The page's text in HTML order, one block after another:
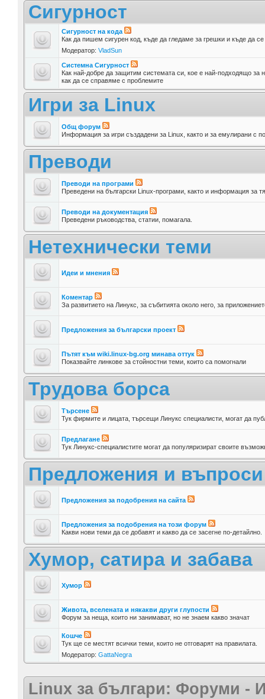
Сигурност
Сигурност на кода
Как да пишем сигурен код, къде да гледаме за грешки и къде да
Модератор:VladSun
Системна Сигурност
Как най-добре да защитим системата си, кое е най-подходящо за
как да се справяме с проблемите
Игри за Linux
Общ форум
Информация за игри създадени за Linux, както и за емулирани с
Преводи
Преводи на програми
Преведени на български Linux-програми, както и информация за
Преводи на документация
Преведени ръководства, статии, помагала.
Нетехнически теми
Идеи и мнения
Коментар
За развитието на Линукс, за събитията около него, за
Предложения за български проект
Пътят към wiki.linux-bg.org минава оттук
Показвайте линкове за стойностни теми, които са помогнали
Трудова борса
Търсене
Тук фирмите и лицата, търсещи Линукс специалисти, могат да
Предлагане
Тук Линукс-специалистите могат да популяризират своите
Предложения и
Предложения за подобрения на сайта
Предложения за подобрения на този форум
Какви нови теми да се добавят и какво да се засегне по-детайлно.
Хумор, сатира и забава
Хумор
Живота, вселената и някакви други глупости
Форум за неща, които ни занимават, но не знаем какво значат
Кошче
Тук ще се местят всички теми, които не отговарят на правилата.
Модератор:GattaNegra
Linux за българи: Форуми -